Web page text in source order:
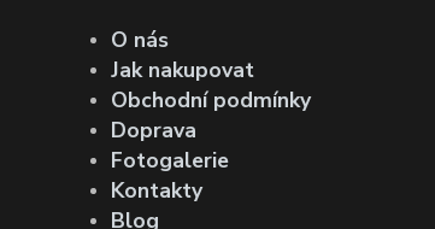
O nás
Jak nakupovat
Obchodní podmínky
Doprava
Fotogalerie
Kontakty
Blog